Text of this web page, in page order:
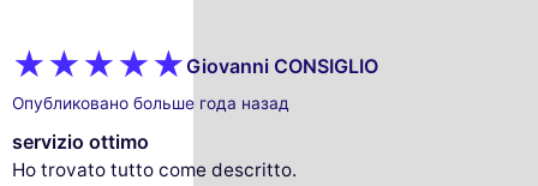
Giovanni CONSIGLIO
Опубликовано больше года назад
servizio ottimo
Ho trovato tutto come descritto.